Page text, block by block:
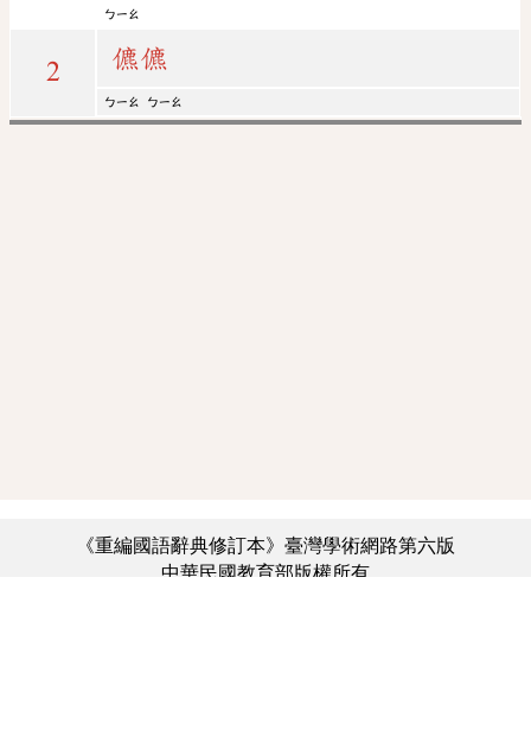
ㄅㄧㄠ
2 儦儦
ㄅㄧㄠ ㄅㄧㄠ
《重編國語辭典修訂本》臺灣學術網路第六版
中華民國教育部版權所有